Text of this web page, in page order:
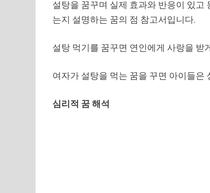
설탕을 꿈꾸며 실제 효과와 반응이 있
는지 설명하는 꿈의 점 참고서입니다.
설탕 먹기를 꿈꾸면 연인에게 사랑을 받
여자가 설탕을 먹는 꿈을 꾸면 아이들은
심리적 꿈 해석